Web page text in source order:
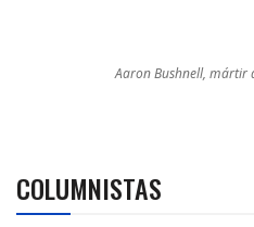
Aaron Bushnell, mártir
COLUMNISTAS